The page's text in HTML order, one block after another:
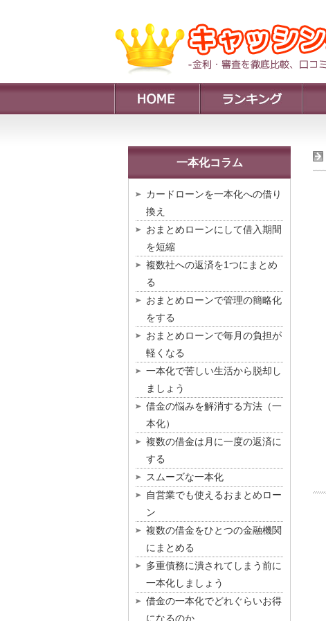
一本化コラム
カードローンを一本化への借り
換え
おまとめローンにして借入期間
を短縮
複数社への返済を1つにまとめ
る
おまとめローンで管理の簡略化
をする
おまとめローンで毎月の負担が
軽くなる
一本化で苦しい生活から脱却し
ましょう
借金の悩みを解消する方法（一
本化）
複数の借金は月に一度の返済に
する
スムーズな一本化
自営業でも使えるおまとめロー
ン
複数の借金をひとつの金融機関
にまとめる
多重債務に潰されてしまう前に
一本化しましょう
借金の一本化でどれぐらいお得
になるのか